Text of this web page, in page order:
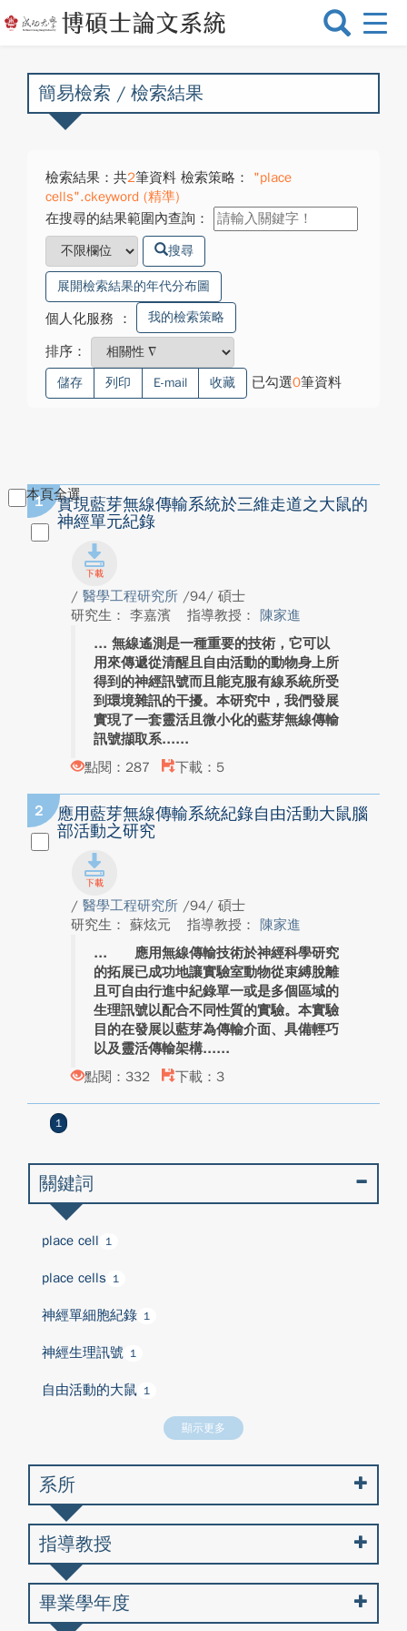
選
換
簡易檢索 / 檢索結果
檢索結果：共2筆資料 檢索策略：
"place
cells".ckeyword (精準)
在搜尋的結果範圍內查詢：
搜尋
展開檢索結果的年代分布圖
個人化服務 ： 我的檢索策略
排序：
儲存 列印 E-mail 收藏 已勾選0筆資料
本頁全選
1
實現藍芽無線傳輸系統於三維走道之大鼠的
神經單元紀錄
/ 醫學工程研究所 /94/ 碩士
研究生： 李嘉濱
指導教授： 陳家進
無線遙測是一種重要的技術，它可以
用來傳遞從清醒且自由活動的動物身上所
得到的神經訊號而且能克服有線系統所受
到環境雜訊的干擾。本研究中，我們發展
實現了一套靈活且微小化的藍芽無線傳輸
訊號擷取系...
點閱：287
下載：5
2
應用藍芽無線傳輸系統紀錄自由活動大鼠腦
部活動之研究
/ 醫學工程研究所 /94/ 碩士
研究生： 蘇炫元
指導教授： 陳家進
應用無線傳輸技術於神經科學研究
的拓展已成功地讓實驗室動物從束縛脫離
且可自由行進中紀錄單一或是多個區域的
生理訊號以配合不同性質的實驗。本實驗
目的在發展以藍芽為傳輸介面、具備輕巧
以及靈活傳輸架構...
點閱：332
下載：3
1
關鍵詞
place cell 1
place cells 1
神經單細胞紀錄 1
神經生理訊號 1
自由活動的大鼠 1
顯示更多
系所
指導教授
畢業學年度